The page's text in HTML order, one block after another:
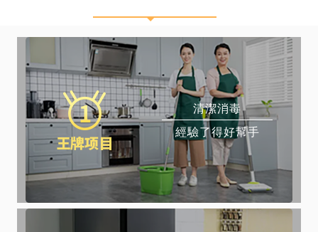
清潔消毒
經驗了得好幫手